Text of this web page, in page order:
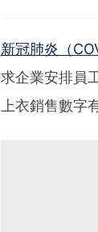
新冠肺炎（
求企業安排員
上衣銷售數字